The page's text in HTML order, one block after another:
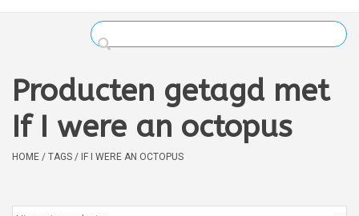
Verzorging
Boekjes
Producten getagd met
If I were an octopus
HOME / TAGS / IF I WERE AN OCTOPUS